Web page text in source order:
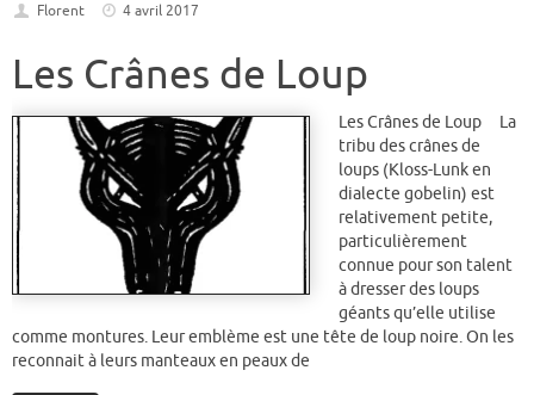
Florent 4 avril 2017
Les Crânes de Loup
Les Crânes de Loup La
tribu des crânes de
loups (Kloss-Lunk en
dialecte gobelin) est
relativement petite,
particulièrement
connue pour son talent
à dresser des loups
géants qu’elle utilise
comme montures. Leur emblème est une tête de loup noire. On les
reconnait à leurs manteaux en peaux de